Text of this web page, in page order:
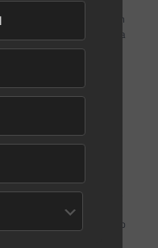
gerais que subsidiem
dos questionamentos a
o órgão consulente
do consultado,
justificativa; e
ao órgão consulente,
da consulta em
Consultivo Permanente,
seus grupos de
de serviço público